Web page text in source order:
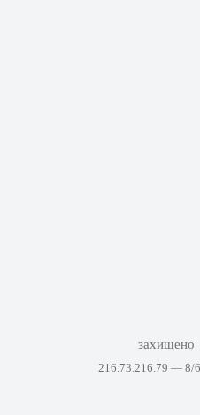
захищено
216.73.216.79 — 8/